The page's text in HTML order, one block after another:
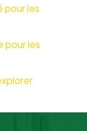
pour les
pour les